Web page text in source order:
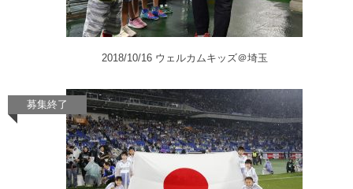
2018/10/16 ウェルカムキッズ＠埼玉